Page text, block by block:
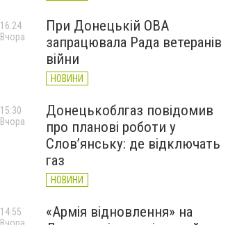
При Донецькій ОВА
запрацювала Рада ветеранів
війни
НОВИНИ
16:24
Вчора
Донецькоблгаз повідомив
про планові роботи у
Слов’янську: де відключать
газ
НОВИНИ
15:30
Вчора
«Армія відновлення» на
14:55